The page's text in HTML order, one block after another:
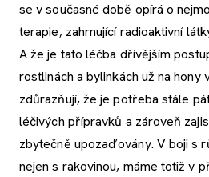
se v současné době opírá o
terapie, zahrnující radioaktivní
A že je tato léčba dřívějším
rostlinách a bylinkách už na hony
zdůrazňují, že je potřeba stále
léčivých přípravků a zároveň
zbytečně upozaďovány. V boji s
nejen s rakovinou, máme totiž v